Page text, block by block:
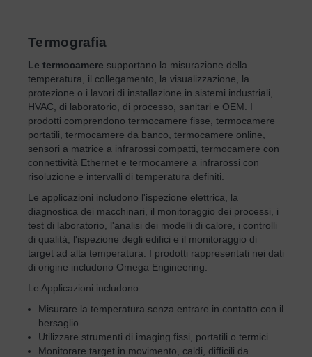
Termografia
Le termocamere supportano la misurazione della
temperatura, il collegamento, la visualizzazione, la
protezione o i lavori di installazione in sistemi industriali,
HVAC, di laboratorio, di processo, sanitari e OEM. I
prodotti comprendono termocamere fisse, termocamere
portatili, termocamere da banco, termocamere online,
sensori a matrice a infrarossi compatti, termocamere con
connettività Ethernet e termocamere a infrarossi con
risoluzione e intervalli di temperatura definiti.
Le applicazioni includono l'ispezione elettrica, la
diagnostica dei macchinari, il monitoraggio dei processi, i
test di laboratorio, l'analisi dei modelli di calore, i controlli
di qualità, l'ispezione degli edifici e il monitoraggio di
target ad alta temperatura. I prodotti rappresentati nei dati
di origine includono Omega Engineering.
Le Applicazioni includono:
Misurare la temperatura senza entrare in contatto con il
bersaglio
Utilizzare strumenti di imaging fissi, portatili o termici
Monitorare target in movimento, caldi, difficili da